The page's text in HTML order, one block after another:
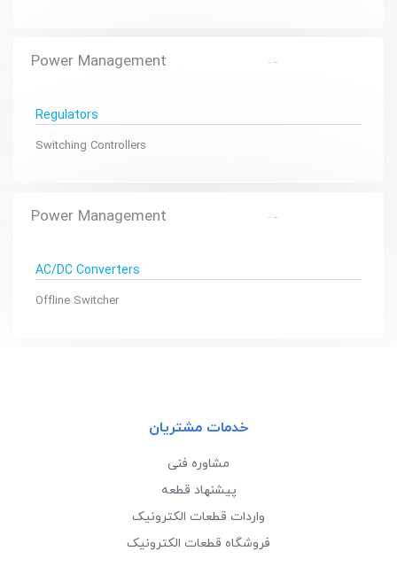
Power Management
Regulators
Switching Controllers
Power Management
AC/DC Converters
Offline Switcher
خدمات مشتریان
مشاوره فنی
پیشنهاد قطعه
واردات قطعات الکترونیک
فروشگاه قطعات الکترونیک